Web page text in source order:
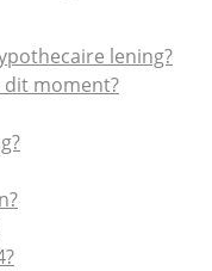
lening?
dit moment?